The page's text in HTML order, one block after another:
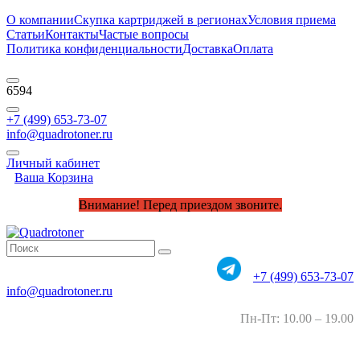
О компанииСкупка картриджей в регионахУсловия приема
СтатьиКонтактыЧастые вопросы
Политика конфиденциальностиДоставкаОплата
6594
+7 (499) 653-73-07
info@quadrotoner.ru
Личный кабинет
Ваша Корзина
Внимание! Перед приездом звоните.
+7 (499) 653-73-07
info@quadrotoner.ru
Пн-Пт: 10.00 – 19.00